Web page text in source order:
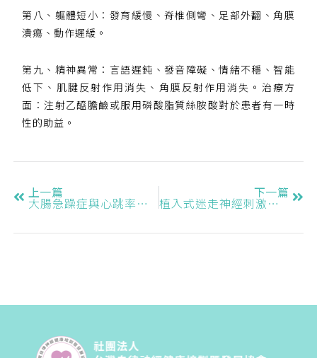
第八、軀體短小：發育緩慢、脊椎側彎、足部外翻、角膜
潰瘍、動作遲緩。
第九、精神異常：言語遲鈍、發音障礙、情緒不穩、智能
低下、肌腱反射作用消失、角膜反射作用消失。治療方
面：注射乙醯膽鹼或服用磷酸脂質絲胺酸對於患者有一時
性的助益。
上一篇
大腸急躁症與心跳率變異度之關聯性
下一篇
植入式迷走神經刺激器之應用